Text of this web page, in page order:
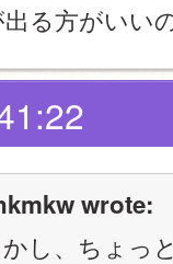
出る方がいい
wrote:
かし、ちょっ